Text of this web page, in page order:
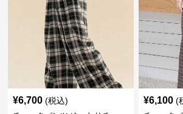
¥6,700 (税込) ¥6,100 (